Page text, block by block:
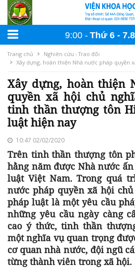
9:00 Thứ 6 7.8
Trang chủ
Nghiên cứu - Trao đổi
Xây dựng, hoàn thiện Nhà nước pháp quyền
Xây dựng, hoàn thiện
quyền xã hội chủ
tinh thần thượng tôn
luật hiện nay
10:47 02/02/2020
Trên tinh thần thượng tôn
hằng năm được Nhà nước
luật Việt Nam. Trong quá
nước pháp quyền xã hội
pháp luật là một yêu cầu
những yêu cầu ngày càng
cao ý thức, tinh thần
một nghĩa vụ quan trọng
cơ quan nhà nước, đội ngũ
từng thành viên trong xã hội.